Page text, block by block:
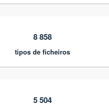
8 858
tipos de ficheiros
5 504